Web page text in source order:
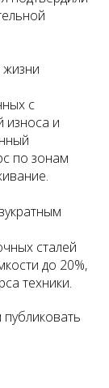
с
износа и
по зонам
сталей
до 20%,
техники.